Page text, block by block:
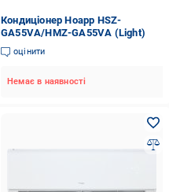
Кондиціонер Hoapp HSZ-
GA55VA/HMZ-GA55VA (Light)
оцінити
Немає в наявності